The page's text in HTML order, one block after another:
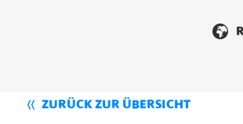
ZURÜCK ZUR ÜBERSICHT